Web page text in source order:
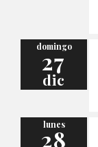
domingo
27
dic
lunes
28